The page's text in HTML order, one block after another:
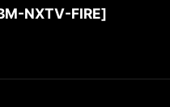
NXTV-FIRE]